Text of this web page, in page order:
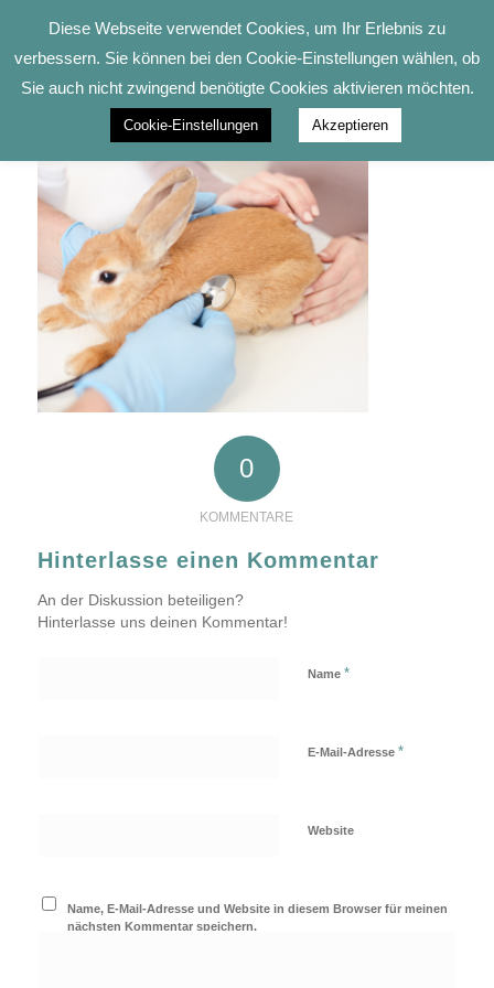
0
KOMMENTARE
Hinterlasse einen Kommentar
An der Diskussion beteiligen?
Hinterlasse uns deinen Kommentar!
Name *
E-Mail-Adresse *
Website
Name, E-Mail-Adresse und Website in diesem Browser für meinen
nächsten Kommentar speichern.
Diese Webseite verwendet Cookies, um Ihr Erlebnis zu
verbessern. Sie können bei den Cookie-Einstellungen wählen, ob
Sie auch nicht zwingend benötigte Cookies aktivieren möchten.
Cookie-Einstellungen Akzeptieren